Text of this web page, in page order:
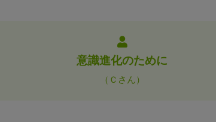
意識進化のために
（Ｃさん）